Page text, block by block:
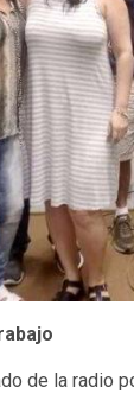
de la radio